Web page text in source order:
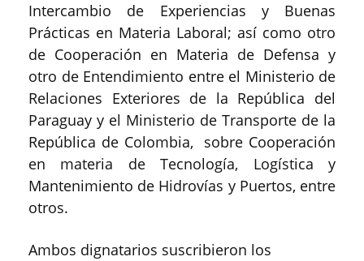
Intercambio de Experiencias y Buenas
Prácticas en Materia Laboral; así como otro
de Cooperación en Materia de Defensa y
otro de Entendimiento entre el Ministerio de
Relaciones Exteriores de la República del
Paraguay y el Ministerio de Transporte de la
República de Colombia, sobre Cooperación
en materia de Tecnología, Logística y
Mantenimiento de Hidrovías y Puertos, entre
otros.
Ambos dignatarios suscribieron los